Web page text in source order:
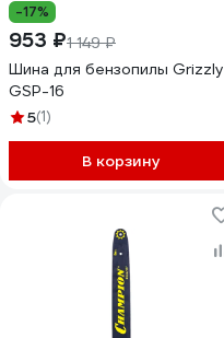
-17%
953 ₽1 149 ₽
Шина для бензопилы Grizzly
GSP-16
5(1)
В корзину